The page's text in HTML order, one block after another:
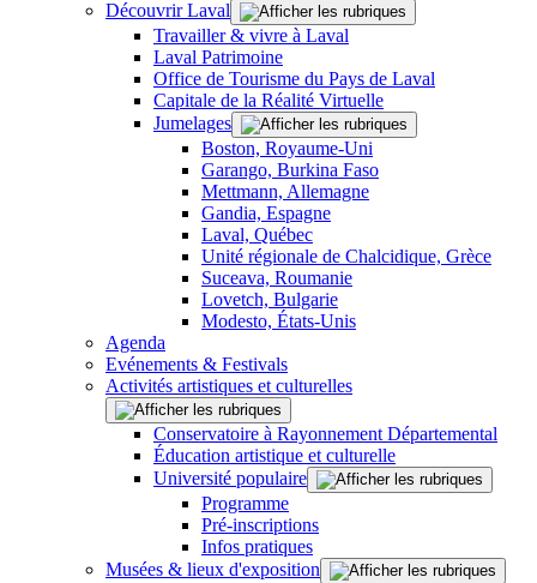
Découvrir Laval
Travailler & vivre à Laval
Laval Patrimoine
Office de Tourisme du Pays de Laval
Capitale de la Réalité Virtuelle
Jumelages
Boston, Royaume-Uni
Garango, Burkina Faso
Mettmann, Allemagne
Gandia, Espagne
Laval, Québec
Unité régionale de Chalcidique, Grèce
Suceava, Roumanie
Lovetch, Bulgarie
Modesto, États-Unis
Agenda
Evénements & Festivals
Activités artistiques et culturelles
Conservatoire à Rayonnement Départemental
Éducation artistique et culturelle
Université populaire
Programme
Pré-inscriptions
Infos pratiques
Musées & lieux d'exposition